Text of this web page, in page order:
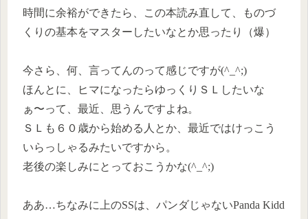
時間に余裕ができたら、この本読み直して、ものづ
くりの基本をマスターしたいなとか思ったり（爆）
今さら、何、言ってんのって感じですが(^_^;)
ほんとに、ヒマになったらゆっくりＳＬしたいな
ぁ〜って、最近、思うんですよね。
ＳＬも６０歳から始める人とか、最近ではけっこう
いらっしゃるみたいですから。
老後の楽しみにとっておこうかな(^_^;)
ああ…ちなみに上のSSは、パンダじゃないPanda Kidd